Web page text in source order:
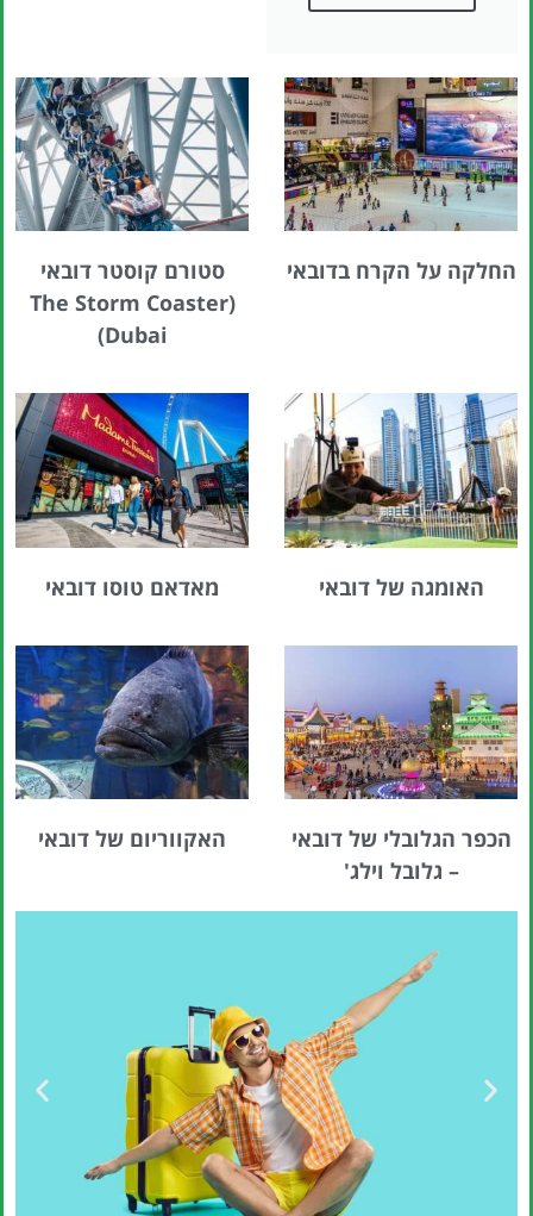
החלקה על הקרח בדובאי
סטורם קוסטר דובאי
(The Storm Coaster
Dubai)
האומגה של דובאי מאדאם טוסו דובאי
הכפר הגלובלי של דובאי
– גלובל וילג'
האקווריום של דובאי